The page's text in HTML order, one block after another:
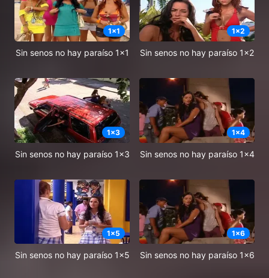
1x1
Sin senos no hay paraíso 1x1
1x2
Sin senos no hay paraíso 1x2
1x3
Sin senos no hay paraíso 1x3
1x4
Sin senos no hay paraíso 1x4
1x5
Sin senos no hay paraíso 1x5
1x6
Sin senos no hay paraíso 1x6